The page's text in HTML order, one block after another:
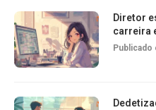
Diretor
carreira
Publicado